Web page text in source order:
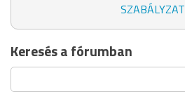
SZABÁLYZAT
Keresés a fórumban